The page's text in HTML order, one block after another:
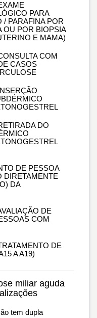
PARA
/ PARAFINA POR
OU POR BIOPSIA
E MAMA)
COM
CASOS
DO
DE PESSOA
DIRETAMENTE
DA
DE
COM
DE
A A19)
miliar aguda
tem dupla